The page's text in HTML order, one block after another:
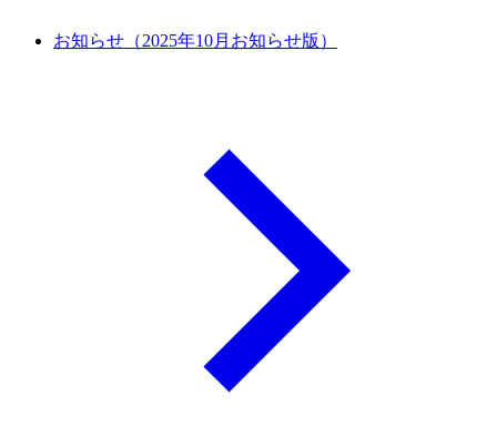
お知らせ（2025年10月お知らせ版）